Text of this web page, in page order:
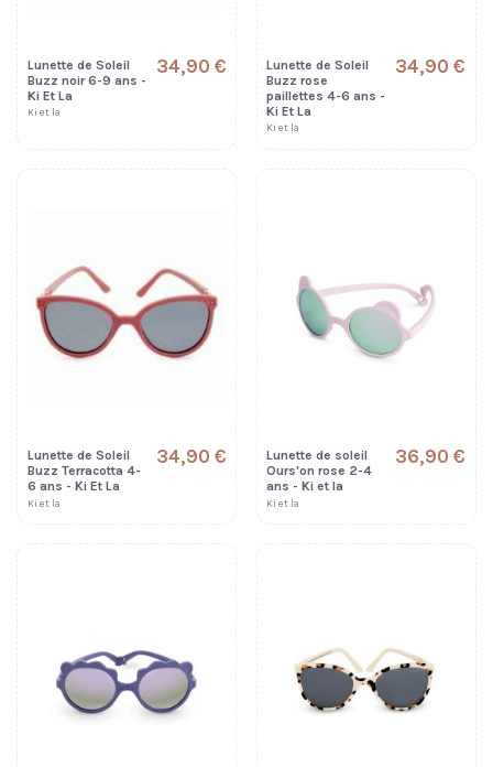
Lunette de Soleil
Buzz noir 6-9 ans -
Ki Et La
Ki et la
34,90 €
Lunette de Soleil
Buzz rose
paillettes 4-6 ans -
Ki Et La
Ki et la
34,90 €
Lunette de Soleil
Buzz Terracotta 4-
6 ans - Ki Et La
Ki et la
34,90 €
Lunette de soleil
Ours'on rose 2-4
ans - Ki et la
Ki et la
36,90 €